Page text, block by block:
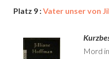
Platz 9 :Vater unser von
Mord